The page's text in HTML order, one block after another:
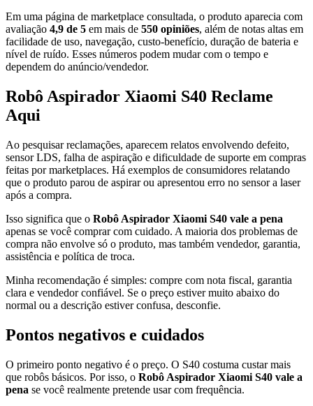
Em uma página de marketplace consultada, o produto aparecia com
avaliação 4,9 de 5 em mais de 550 opiniões, além de notas altas em
facilidade de uso, navegação, custo-benefício, duração de bateria e
nível de ruído. Esses números podem mudar com o tempo e
dependem do anúncio/vendedor.
Robô Aspirador Xiaomi S40 Reclame
Aqui
Ao pesquisar reclamações, aparecem relatos envolvendo defeito,
sensor LDS, falha de aspiração e dificuldade de suporte em compras
feitas por marketplaces. Há exemplos de consumidores relatando
que o produto parou de aspirar ou apresentou erro no sensor a laser
após a compra.
Isso significa que o Robô Aspirador Xiaomi S40 vale a pena
apenas se você comprar com cuidado. A maioria dos problemas de
compra não envolve só o produto, mas também vendedor, garantia,
assistência e política de troca.
Minha recomendação é simples: compre com nota fiscal, garantia
clara e vendedor confiável. Se o preço estiver muito abaixo do
normal ou a descrição estiver confusa, desconfie.
Pontos negativos e cuidados
O primeiro ponto negativo é o preço. O S40 costuma custar mais
que robôs básicos. Por isso, o Robô Aspirador Xiaomi S40 vale a
pena se você realmente pretende usar com frequência.